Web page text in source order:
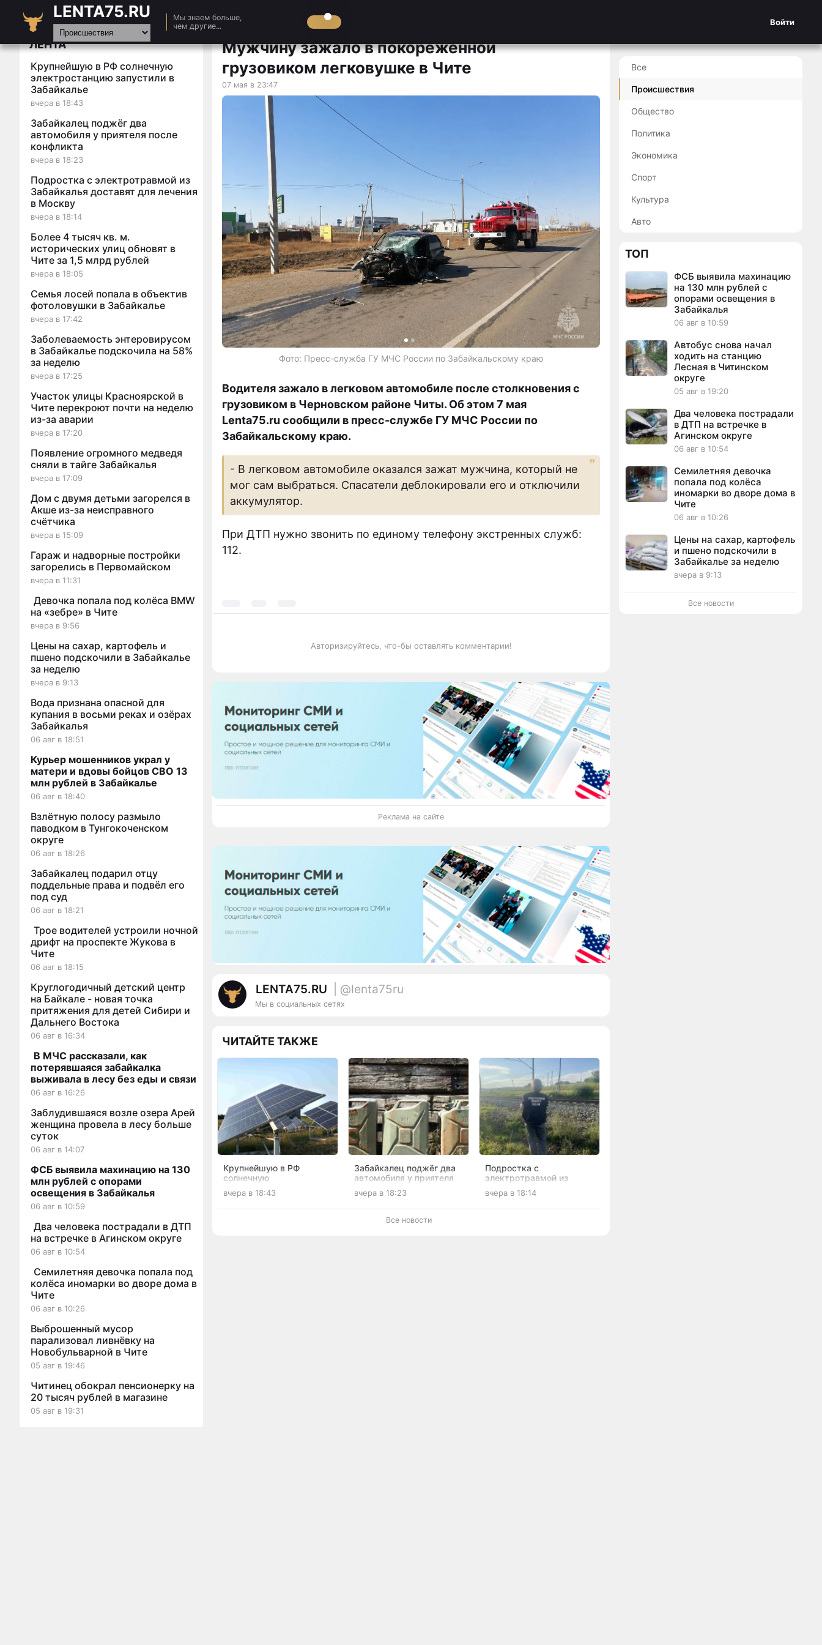
LENTA75.RU
Мы знаем больше,
чем другие...
Войти
Главная
Новости
Видео
Статьи
ЛЕНТА
Крупнейшую в РФ солнечную
электростанцию запустили в
Забайкалье
вчера в 18:43
Забайкалец поджёг два
автомобиля у приятеля после
конфликта
вчера в 18:23
Подростка с электротравмой из
Забайкалья доставят для лечения
в Москву
вчера в 18:14
Более 4 тысяч кв. м.
исторических улиц обновят в
Чите за 1,5 млрд рублей
вчера в 18:05
Семья лосей попала в объектив
фотоловушки в Забайкалье
вчера в 17:42
Заболеваемость энтеровирусом
в Забайкалье подскочила на 58%
за неделю
вчера в 17:25
Участок улицы Красноярской в
Чите перекроют почти на неделю
из-за аварии
вчера в 17:20
Появление огромного медведя
сняли в тайге Забайкалья
вчера в 17:09
Дом с двумя детьми загорелся в
Акше из-за неисправного
счётчика
вчера в 15:09
Гараж и надворные постройки
загорелись в Первомайском
вчера в 11:31
Девочка попала под колёса BMW
на «зебре» в Чите
вчера в 9:56
Цены на сахар, картофель и
пшено подскочили в Забайкалье
за неделю
вчера в 9:13
Вода признана опасной для
купания в восьми реках и озёрах
Забайкалья
06 авг в 18:51
Курьер мошенников украл у
матери и вдовы бойцов СВО 13
млн рублей в Забайкалье
06 авг в 18:40
Взлётную полосу размыло
паводком в Тунгокоченском
округе
06 авг в 18:26
Забайкалец подарил отцу
поддельные права и подвёл его
под суд
06 авг в 18:21
Трое водителей устроили ночной
дрифт на проспекте Жукова в
Чите
06 авг в 18:15
Круглогодичный детский центр
на Байкале - новая точка
притяжения для детей Сибири и
Дальнего Востока
06 авг в 16:34
В МЧС рассказали, как
потерявшаяся забайкалка
выживала в лесу без еды и связи
06 авг в 16:26
Заблудившаяся возле озера Арей
женщина провела в лесу больше
суток
06 авг в 14:07
ФСБ выявила махинацию на 130
млн рублей с опорами
освещения в Забайкалья
06 авг в 10:59
Два человека пострадали в ДТП
на встречке в Агинском округе
06 авг в 10:54
Семилетняя девочка попала под
колёса иномарки во дворе дома в
Чите
06 авг в 10:26
Выброшенный мусор
парализовал ливнёвку на
Новобульварной в Чите
05 авг в 19:46
Читинец обокрал пенсионерку на
20 тысяч рублей в магазине
05 авг в 19:31
Мужчину зажало в покорёженной
грузовиком легковушке в Чите
07 мая в 23:47
Фото: Пресс-служба ГУ МЧС России по Забайкальскому краю
Водителя зажало в легковом автомобиле после столкновения с
грузовиком в Черновском районе Читы. Об этом 7 мая
Lenta75.ru сообщили в пресс-службе ГУ МЧС России по
Забайкальскому краю.
- В легковом автомобиле оказался зажат мужчина, который не
мог сам выбраться. Спасатели деблокировали его и отключили
аккумулятор.
При ДТП нужно звонить по единому телефону экстренных служб:
112.
Авторизируйтесь, что-бы оставлять комментарии!
Реклама на сайте
LENTA75.RU | @lenta75ru
Мы в социальных сетях
ЧИТАЙТЕ ТАКЖЕ
Крупнейшую в РФ
солнечную
электростанцию
запустили в Забайкалье
вчера в 18:43
Забайкалец поджёг два
автомобиля у приятеля
после конфликта
вчера в 18:23
Подростка с
электротравмой из
Забайкалья доставят для
лечения в Москву
вчера в 18:14
Все новости
Все
Происшествия
Общество
Политика
Экономика
Спорт
Культура
Авто
ТОП
ФСБ выявила махинацию
на 130 млн рублей с
опорами освещения в
Забайкалья
06 авг в 10:59
Автобус снова начал
ходить на станцию
Лесная в Читинском
округе
05 авг в 19:20
Два человека пострадали
в ДТП на встречке в
Агинском округе
06 авг в 10:54
Семилетняя девочка
попала под колёса
иномарки во дворе дома в
Чите
06 авг в 10:26
Цены на сахар, картофель
и пшено подскочили в
Забайкалье за неделю
вчера в 9:13
Все новости